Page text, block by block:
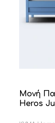
Μονή
Heros